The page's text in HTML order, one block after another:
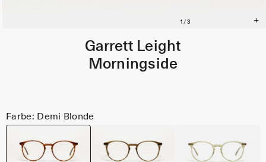
Garrett Leight
Morningside
Farbe: Demi Blonde